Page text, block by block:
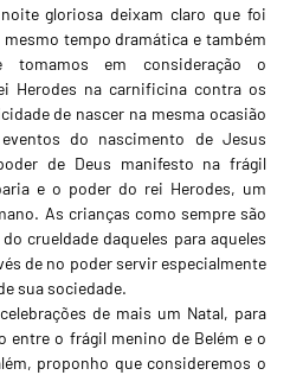
gloriosa deixam claro que foi
tempo dramática e também
tomamos em consideração o
Herodes na carnificina contra os
de nascer na mesma ocasião
do nascimento de Jesus
de Deus manifesto na frágil
e o poder do rei Herodes, um
As crianças como sempre são
crueldade daqueles para aqueles
de no poder servir especialmente
sua sociedade.
de mais um Natal, para
entre o frágil menino de Belém e o
proponho que consideremos o